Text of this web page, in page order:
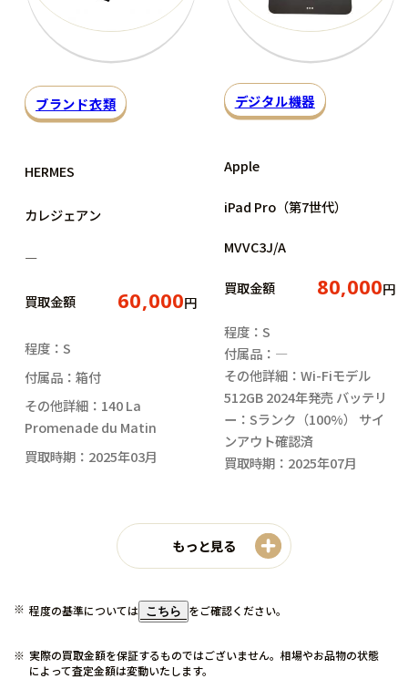
ブランド衣類
HERMES
カレジェアン
―
買取金額 60,000円
程度：S
付属品：箱付
その他詳細：140 La
Promenade du Matin
買取時期：2025年03月
デジタル機器
Apple
iPad Pro（第7世代）
MVVC3J/A
買取金額 80,000円
程度：S
付属品：―
その他詳細：Wi-Fiモデル
512GB 2024年発売 バッテリ
ー：Sランク（100%） サイ
ンアウト確認済
買取時期：2025年07月
もっと見る
程度の基準については こちら をご確認ください。
実際の買取金額を保証するものではございません。相場やお品物の状態
によって査定金額は変動いたします。